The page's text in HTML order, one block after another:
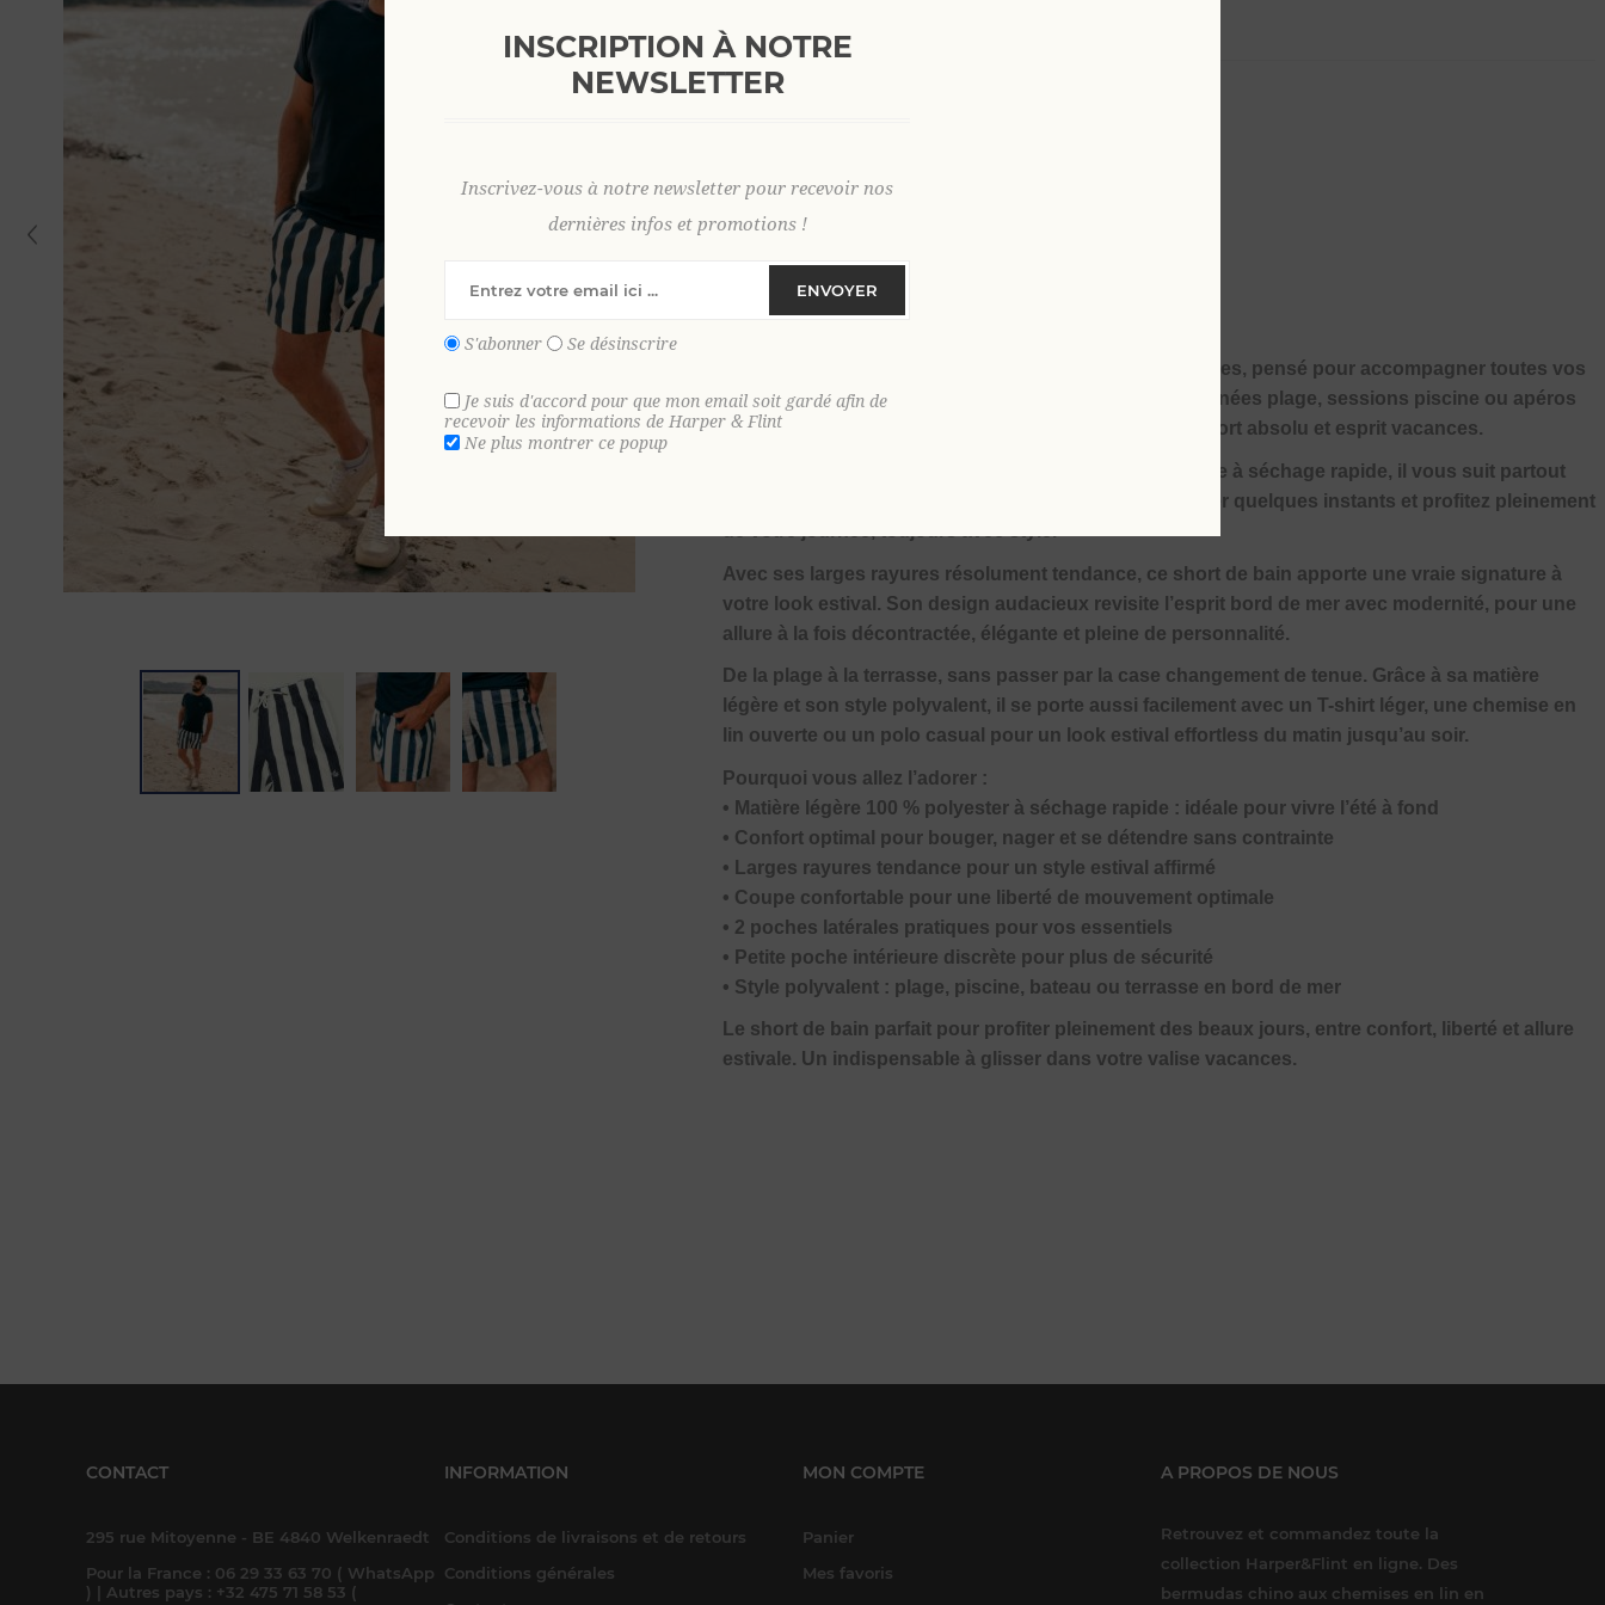
9306621026346
Cap sur le soleil avec notre short de bain à larges rayures, pensé pour accompagner toutes vos
aventures estivales. Entre baignades improvisées, journées plage, sessions piscine ou apéros
face au coucher du soleil, il combine style affirmé, confort absolu et esprit vacances.
Léger, ultra agréable à porter et conçu dans une matière à séchage rapide, il vous suit partout
sans jamais vous ralentir. Sortez de l’eau, laissez sécher quelques instants et profitez pleinement
Avec ses larges rayures résolument tendance, ce short de bain apporte une vraie signature à
votre look estival. Son design audacieux revisite l’esprit bord de mer avec modernité, pour une
allure à la fois décontractée, élégante et pleine de personnalité.
De la plage à la terrasse, sans passer par la case changement de tenue. Grâce à sa matière
légère et son style polyvalent, il se porte aussi facilement avec un T-shirt léger, une chemise en
lin ouverte ou un polo casual pour un look estival effortless du matin jusqu’au soir.
Pourquoi vous allez l’adorer :
• Matière légère 100 % polyester à séchage rapide : idéale pour vivre l’été à fond
• Confort optimal pour bouger, nager et se détendre sans contrainte
• Larges rayures tendance pour un style estival affirmé
• Coupe confortable pour une liberté de mouvement optimale
• 2 poches latérales pratiques pour vos essentiels
• Petite poche intérieure discrète pour plus de sécurité
• Style polyvalent : plage, piscine, bateau ou terrasse en bord de mer
Le short de bain parfait pour profiter pleinement des beaux jours, entre confort, liberté et allure
estivale. Un indispensable à glisser dans votre valise vacances.
CONTACT
295 rue Mitoyenne - BE 4840 Welkenraedt
Pour la France : 06 29 33 63 70 ( WhatsApp
) | Autres pays : +32 475 71 58 53 (
INFORMATION
Conditions de livraisons et de retours
Conditions générales
MON COMPTE
Panier
Mes favoris
A PROPOS DE NOUS
Retrouvez et commandez toute la
collection Harper&Flint en ligne. Des
bermudas chino aux chemises en lin en
INSCRIPTION À NOTRE
NEWSLETTER
Inscrivez-vous à notre newsletter pour recevoir nos
dernières infos et promotions !
ENVOYER
S'abonner Se désinscrire
Je suis d'accord pour que mon email soit gardé afin de
recevoir les informations de Harper & Flint
Ne plus montrer ce popup